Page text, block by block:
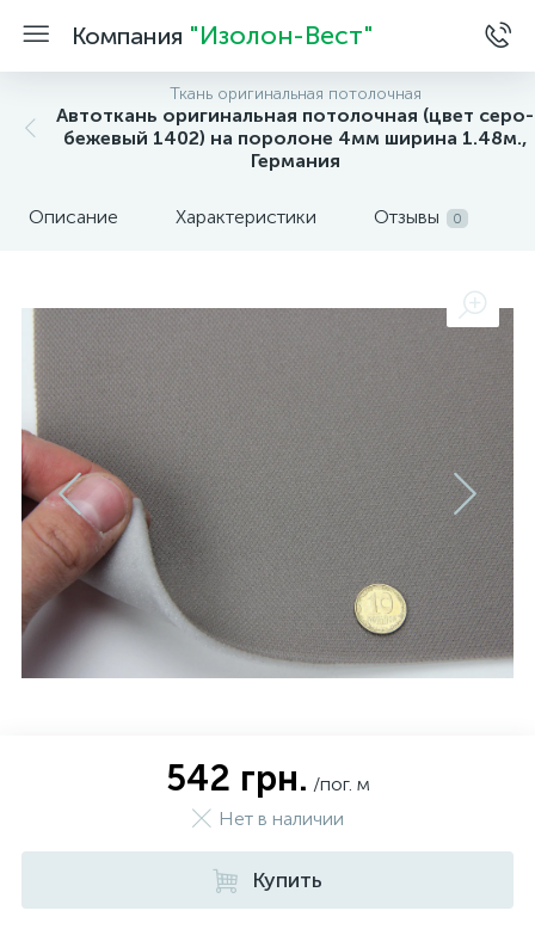
Компания "Изолон-Вест"
Ткань оригинальная потолочная
Автоткань оригинальная потолочная (цвет серо-
бежевый 1402) на поролоне 4мм ширина 1.48м.,
Германия
Описание Характеристики Отзывы 0
542 грн. /пог. м
Нет в наличии
Купить